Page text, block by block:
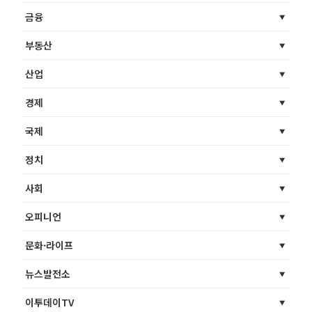
금융
부동산
산업
경제
국제
정치
사회
오피니언
문화·라이프
뉴스발전소
이투데이TV